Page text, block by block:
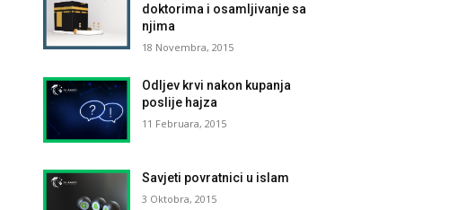
doktorima i osamljivanje sa
njima
18 Novembra, 2015
Odljev krvi nakon kupanja
poslije hajza
11 Februara, 2015
Savjeti povratnici u islam
3 Oktobra, 2015